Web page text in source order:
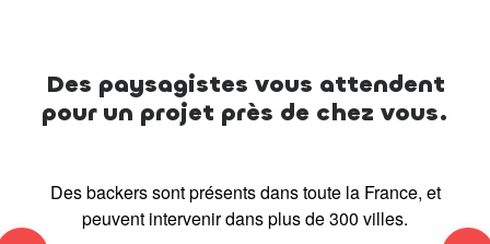
Des paysagistes vous attendent
pour un projet près de chez vous.
Des backers sont présents dans toute la France, et
peuvent intervenir dans plus de 300 villes.